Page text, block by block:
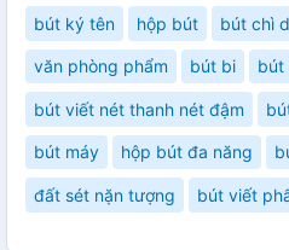
bút ký tên hộp bút bút chì
văn phòng phẩm bút bi bút
bút viết nét thanh nét đậm
bút máy hộp bút đa năng
đất sét nặn tượng bút viết